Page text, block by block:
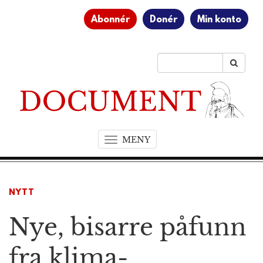
Abonnér Donér Min konto
MENYT
o
a
NYTT
Nye, bisarre påfunn